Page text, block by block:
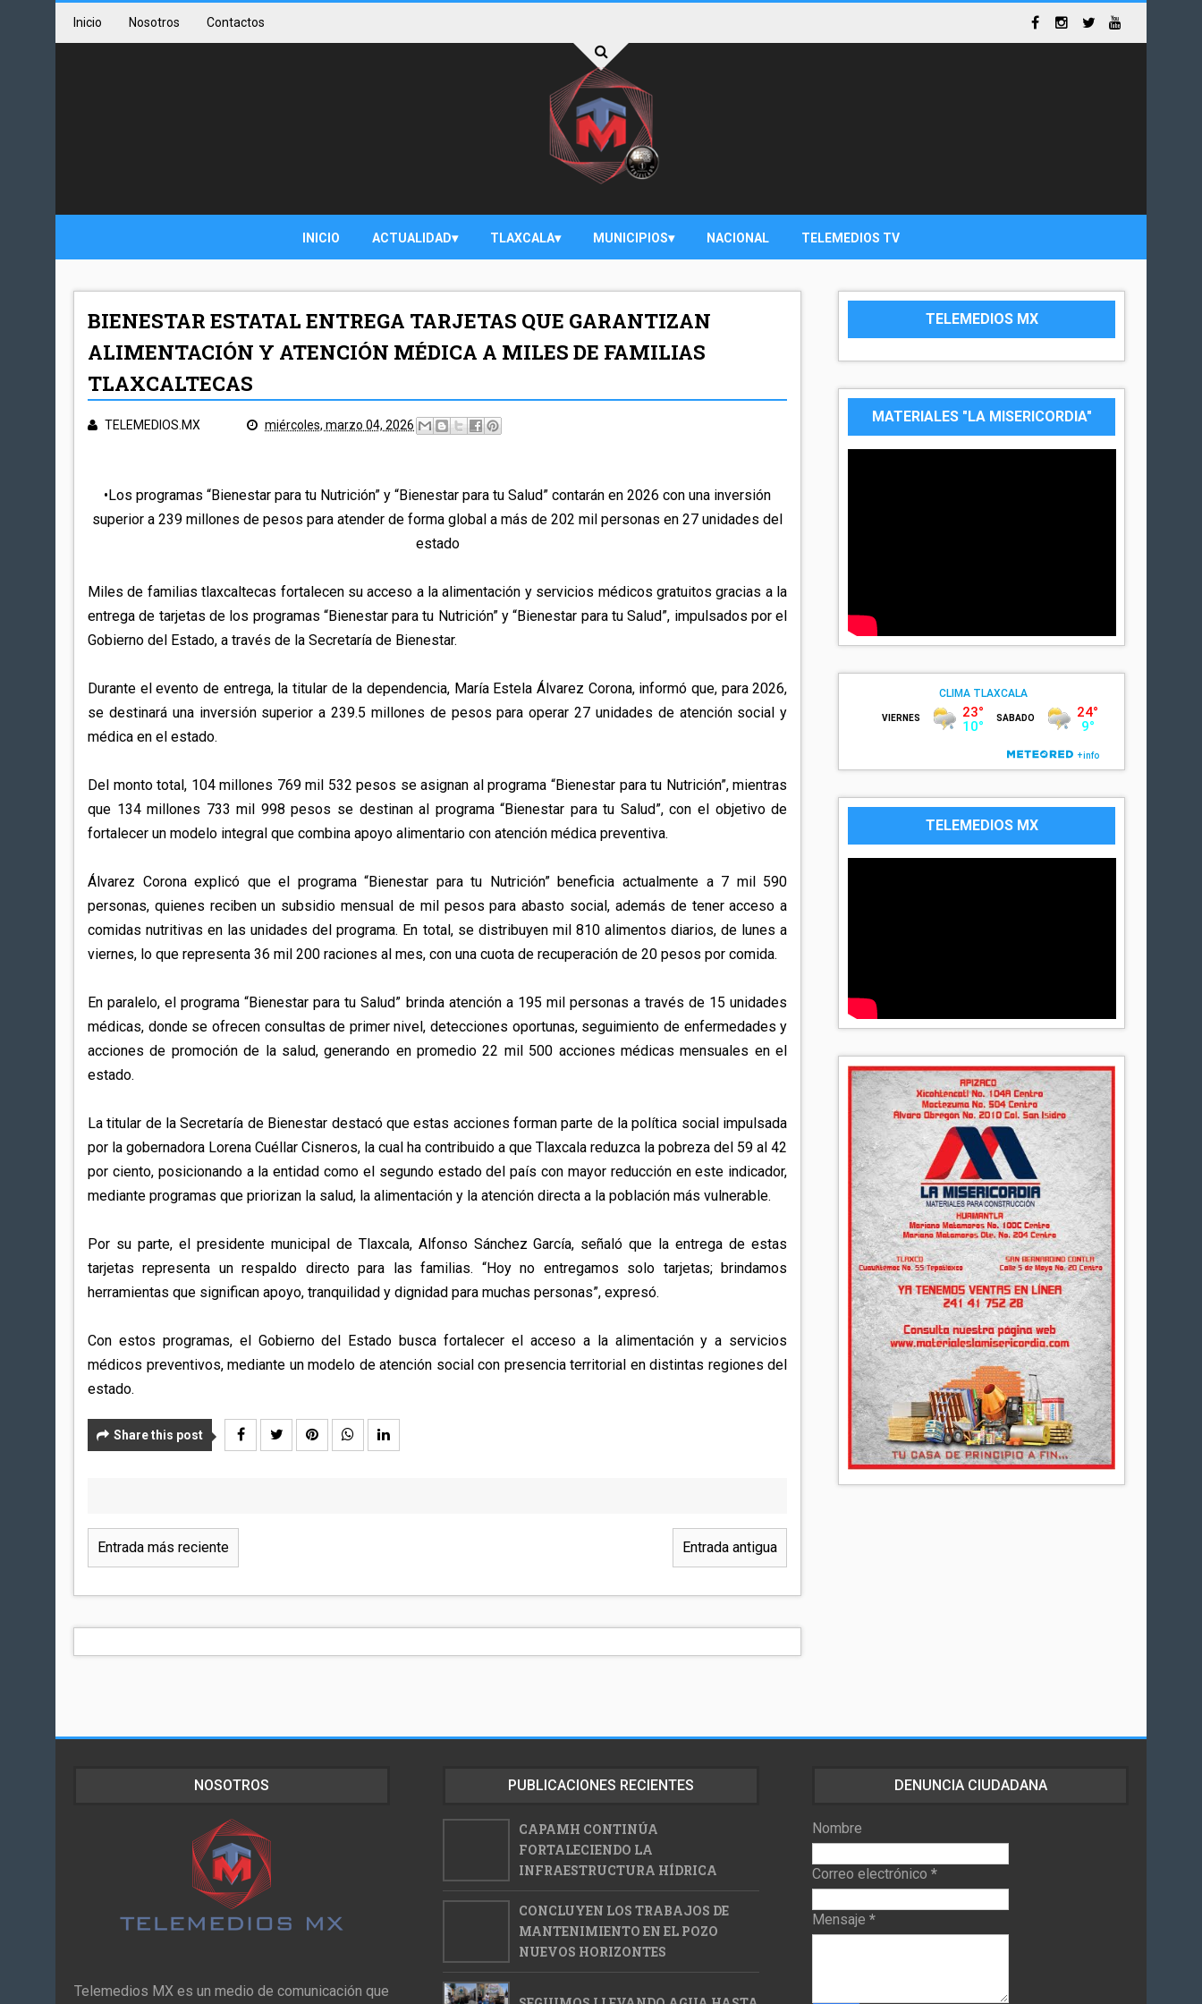
Inicio Nosotros Contactos
INICIO ACTUALIDAD TLAXCALA MUNICIPIOS NACIONAL TELEMEDIOS TV
BIENESTAR ESTATAL ENTREGA TARJETAS QUE GARANTIZAN
ALIMENTACIÓN Y ATENCIÓN MÉDICA A MILES DE FAMILIAS
TLAXCALTECAS
TELEMEDIOS.MX miércoles, marzo 04, 2026
•Los programas “Bienestar para tu Nutrición” y “Bienestar para tu Salud” contarán en 2026 con una inversión
superior a 239 millones de pesos para atender de forma global a más de 202 mil personas en 27 unidades del
estado
Miles de familias tlaxcaltecas fortalecen su acceso a la alimentación y servicios médicos gratuitos gracias a la
entrega de tarjetas de los programas “Bienestar para tu Nutrición” y “Bienestar para tu Salud”, impulsados por el
Gobierno del Estado, a través de la Secretaría de Bienestar.
Durante el evento de entrega, la titular de la dependencia, María Estela Álvarez Corona, informó que, para 2026,
se destinará una inversión superior a 239.5 millones de pesos para operar 27 unidades de atención social y
médica en el estado.
Del monto total, 104 millones 769 mil 532 pesos se asignan al programa “Bienestar para tu Nutrición”, mientras
que 134 millones 733 mil 998 pesos se destinan al programa “Bienestar para tu Salud”, con el objetivo de
fortalecer un modelo integral que combina apoyo alimentario con atención médica preventiva.
Álvarez Corona explicó que el programa “Bienestar para tu Nutrición” beneficia actualmente a 7 mil 590
personas, quienes reciben un subsidio mensual de mil pesos para abasto social, además de tener acceso a
comidas nutritivas en las unidades del programa. En total, se distribuyen mil 810 alimentos diarios, de lunes a
viernes, lo que representa 36 mil 200 raciones al mes, con una cuota de recuperación de 20 pesos por comida.
En paralelo, el programa “Bienestar para tu Salud” brinda atención a 195 mil personas a través de 15 unidades
médicas, donde se ofrecen consultas de primer nivel, detecciones oportunas, seguimiento de enfermedades y
acciones de promoción de la salud, generando en promedio 22 mil 500 acciones médicas mensuales en el
estado.
La titular de la Secretaría de Bienestar destacó que estas acciones forman parte de la política social impulsada
por la gobernadora Lorena Cuéllar Cisneros, la cual ha contribuido a que Tlaxcala reduzca la pobreza del 59 al 42
por ciento, posicionando a la entidad como el segundo estado del país con mayor reducción en este indicador,
mediante programas que priorizan la salud, la alimentación y la atención directa a la población más vulnerable.
Por su parte, el presidente municipal de Tlaxcala, Alfonso Sánchez García, señaló que la entrega de estas
tarjetas representa un respaldo directo para las familias. “Hoy no entregamos solo tarjetas; brindamos
herramientas que significan apoyo, tranquilidad y dignidad para muchas personas”, expresó.
Con estos programas, el Gobierno del Estado busca fortalecer el acceso a la alimentación y a servicios
médicos preventivos, mediante un modelo de atención social con presencia territorial en distintas regiones del
estado.
Share this post
Entrada más reciente Entrada antigua
TELEMEDIOS MX
MATERIALES "LA MISERICORDIA"
TELEMEDIOS MX
NOSOTROS
Telemedios MX es un medio de comunicación que
PUBLICACIONES RECIENTES
CAPAMH CONTINÚA
FORTALECIENDO LA
INFRAESTRUCTURA HÍDRICA
CONCLUYEN LOS TRABAJOS DE
MANTENIMIENTO EN EL POZO
NUEVOS HORIZONTES
DENUNCIA CIUDADANA
Nombre
Correo electrónico *
Mensaje *